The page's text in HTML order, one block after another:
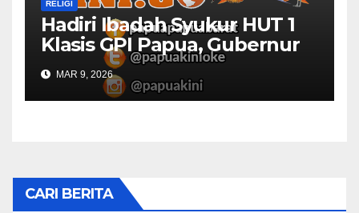
RELIGI
Hadiri Ibadah Syukur HUT 1
Klasis GPI Papua, Gubernur
Papua Barat Ingatkan Peran
Gereja
MAR 9, 2026
CARI BERITA